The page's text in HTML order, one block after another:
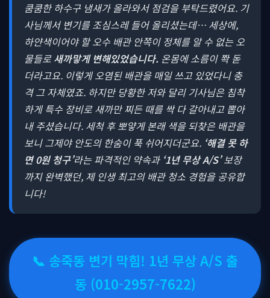
쿰쿰한 하수구 냄새가 올라와서 점검을 부탁드렸어요. 기
사님께서 변기를 조심스레 들어 올리셨는데… 세상에,
하얀색이어야 할 오수 배관 안쪽이 정체를 알 수 없는 오
물들로새까맣게 변해있었습니다. 온몸에 소름이 쫙 돋
더라고요. 이렇게 오염된 배관을 매일 쓰고 있었다니 충
격 그 자체였죠. 하지만 당황한 저와 달리 기사님은 침착
하게 특수 장비로 새까만 찌든 때를 싹 다 갈아내고 뽑아
내 주셨습니다. 세척 후 뽀얗게 본래 색을 되찾은 배관을
보니 그제야 안도의 한숨이 푹 쉬어지더군요. ‘해결 못 하
면 0원 청구’라는 파격적인 약속과 ‘1년 무상 A/S’보장
까지 완벽했던, 제 인생 최고의 배관 청소 경험을 공유합
니다!
📞 송죽동 변기 막힘! 1년 무상 A/S 출
동 (010-2957-7622)